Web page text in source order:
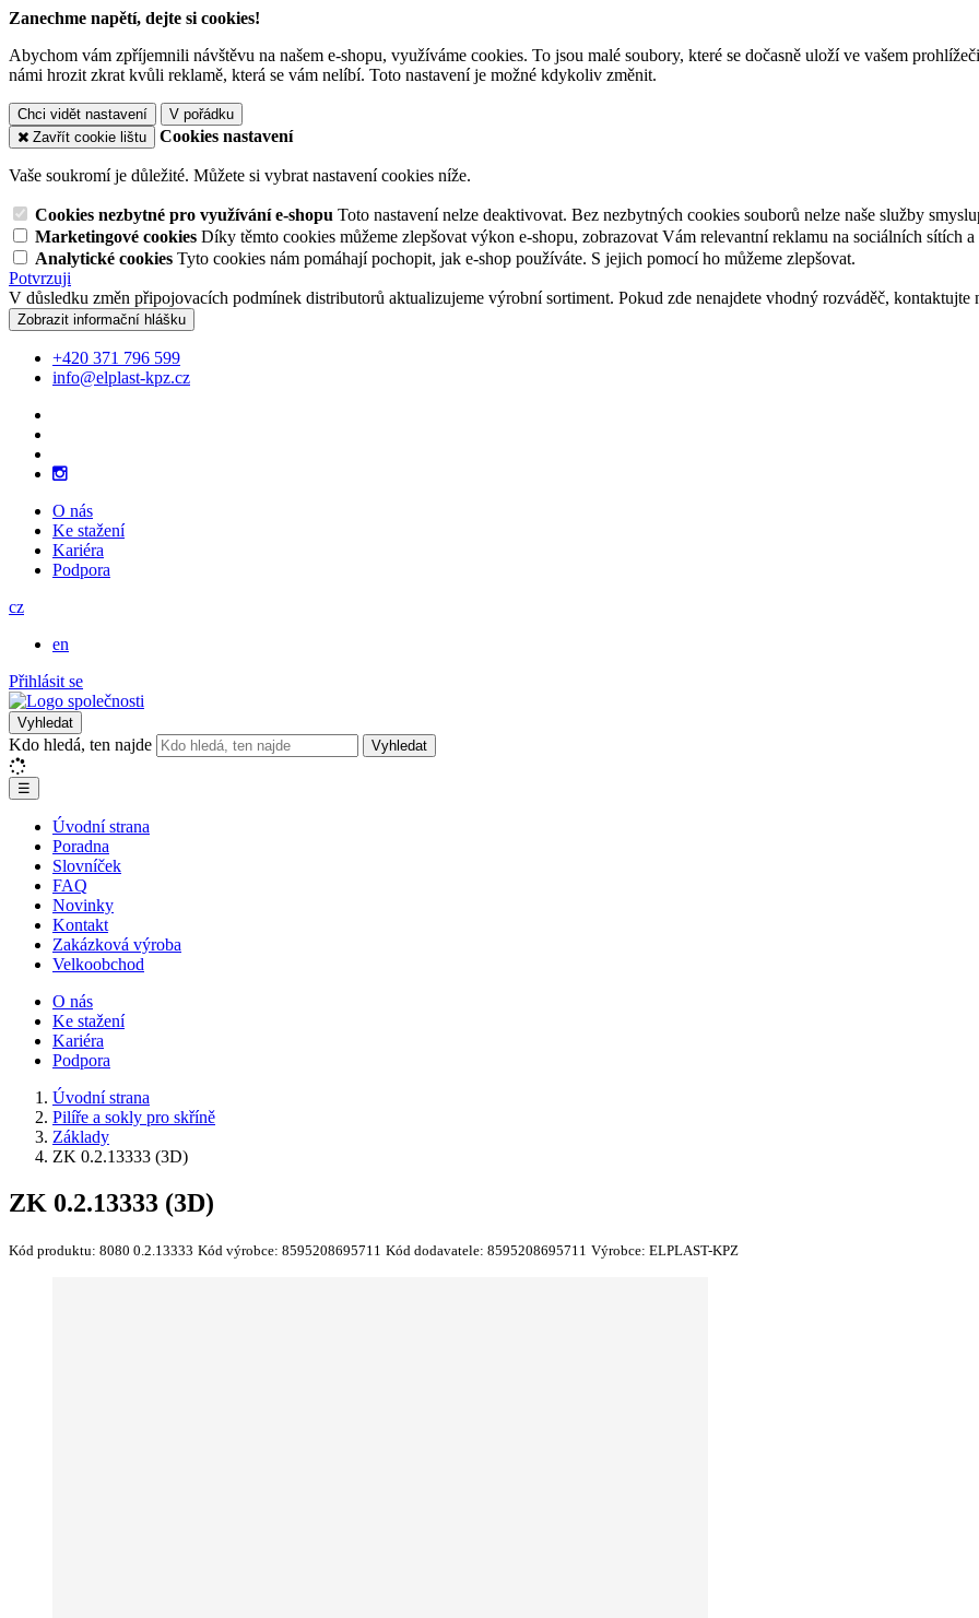
Zanechme napětí, dejte si cookies!
Abychom vám zpříjemnili návštěvu na našem e-shopu, využíváme cookies. To jsou malé soubory, které se dočasně uloží ve vašem
námi hrozit zkrat kvůli reklamě, která se vám nelíbí. Toto nastavení je možné kdykoliv změnit.
Chci vidět nastavení
V pořádku
Zavřít cookie lištu
Cookies nastavení
Vaše soukromí je důležité. Můžete si vybrat nastavení cookies níže.
Cookies nezbytné pro využívání e-shopu Toto nastavení nelze deaktivovat. Bez nezbytných cookies souborů nelze naše služby
Marketingové cookies Díky těmto cookies můžeme zlepšovat výkon e-shopu, zobrazovat Vám relevantní reklamu na sociálních sítích
Analytické cookies Tyto cookies nám pomáhají pochopit, jak e-shop používáte. S jejich pomocí ho můžeme zlepšovat.
Potvrzuji
V důsledku změn připojovacích podmínek distributorů aktualizujeme výrobní sortiment. Pokud zde nenajdete vhodný rozváděč,
Zobrazit informační hlášku
+420 371 796 599
info@elplast-kpz.cz
O nás
Ke stažení
Kariéra
Podpora
cz
en
Přihlásit se
Vyhledat
Kdo hledá, ten najde Vyhledat
☰
Úvodní strana
Poradna
Slovníček
FAQ
Novinky
Kontakt
Zakázková výroba
Velkoobchod
O nás
Ke stažení
Kariéra
Podpora
Úvodní strana
Pilíře a sokly pro skříně
Základy
ZK 0.2.13333 (3D)
ZK 0.2.13333 (3D)
Kód produktu: 8080 0.2.13333 Kód výrobce: 8595208695711 Kód dodavatele: 8595208695711 Výrobce: ELPLAST-KPZ